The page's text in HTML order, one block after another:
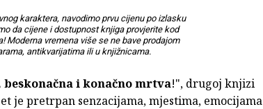
karaktera, navodimo prvu cijenu po izlasku
da cijene i dostupnost knjiga provjerite kod
Moderna vremena više se ne bave prodajom
antikvarijatima ili u knjižnicama.
i konačno mrtva!", drugoj knjizi
je pretrpan senzacijama, mjestima, emocijama